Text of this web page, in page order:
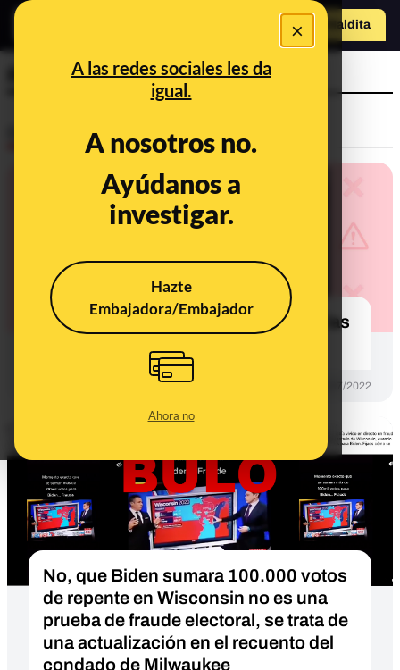
×
A las redes sociales les da
igual.
A nosotros no.
Ayúdanos a
investigar.
Hazte
Embajadora/Embajador
Ahora no
Hazte Maldita
Recuento de votos
No, Indra no recuenta los votos en las
01/07/2022
No, que Biden sumara 100.000 votos
de repente en Wisconsin no es una
prueba de fraude electoral, se trata de
una actualización en el recuento del
condado de Milwaukee